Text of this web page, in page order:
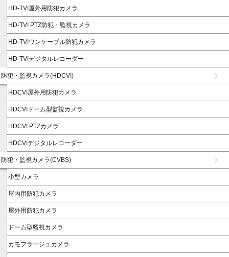
HD-TVI屋外用防犯カメラ
HD-TVI PTZ防犯・監視カメラ
HD-TVIワンケーブル防犯カメラ
HD-TVIデジタルレコーダー
防犯・監視カメラ(HDCVI)
HDCVI屋外用防犯カメラ
HDCVIドーム型監視カメラ
HDCVI PTZカメラ
HDCVIデジタルレコーダー
防犯・監視カメラ(CVBS)
小型カメラ
屋内用防犯カメラ
屋外用防犯カメラ
ドーム型監視カメラ
カモフラージュカメラ